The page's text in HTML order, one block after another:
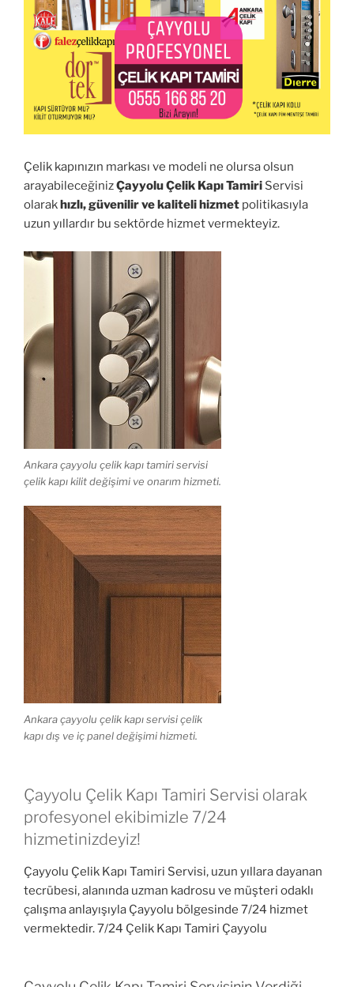
Çelik kapınızın markası ve modeli ne olursa olsun
arayabileceğinizÇayyolu Çelik Kapı Tamiri Servisi
olarak hızlı, güvenilir ve kaliteli hizmet politikasıyla
uzun yıllardır bu sektörde hizmet vermekteyiz.
Ankara çayyolu çelik kapı tamiri servisi
çelik kapı kilit değişimi ve onarım hizmeti.
Ankara çayyolu çelik kapı servisi çelik
kapı dış ve iç panel değişimi hizmeti.
Çayyolu Çelik Kapı Tamiri Servisi olarak
profesyonel ekibimizle 7/24
hizmetinizdeyiz!
Çayyolu Çelik Kapı Tamiri Servisi, uzun yıllara dayanan
tecrübesi, alanında uzman kadrosu ve müşteri odaklı
çalışma anlayışıyla Çayyolu bölgesinde 7/24 hizmet
vermektedir. 7/24 Çelik Kapı Tamiri Çayyolu